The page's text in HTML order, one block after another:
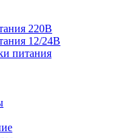
220В
12/24В
питания